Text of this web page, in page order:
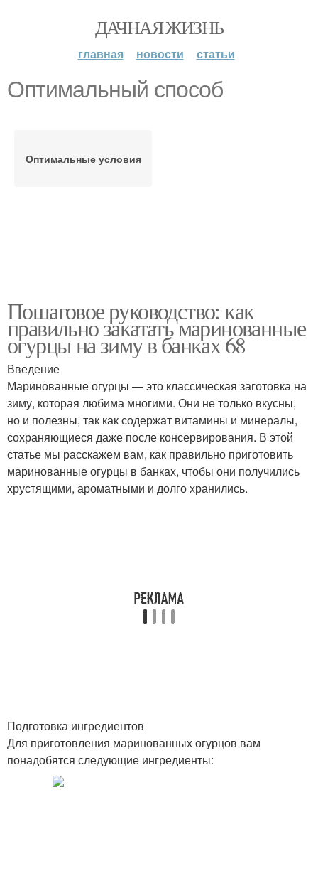
ДАЧНАЯ ЖИЗНЬ
главная новости статьи
Оптимальный способ
Оптимальные условия
Пошаговое руководство: как
правильно закатать маринованные
огурцы на зиму в банках 68
Введение
Маринованные огурцы — это классическая заготовка на
зиму, которая любима многими. Они не только вкусны,
но и полезны, так как содержат витамины и минералы,
сохраняющиеся даже после консервирования. В этой
статье мы расскажем вам, как правильно приготовить
маринованные огурцы в банках, чтобы они получились
хрустящими, ароматными и долго хранились.
Подготовка ингредиентов
Для приготовления маринованных огурцов вам
понадобятся следующие ингредиенты: